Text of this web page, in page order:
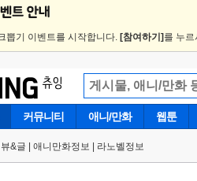
뽑기 이벤트를 시작합니다. [참여하기] 를 누
커뮤니티 애니/만화 웹툰
&글 애니만화정보 라노벨정보